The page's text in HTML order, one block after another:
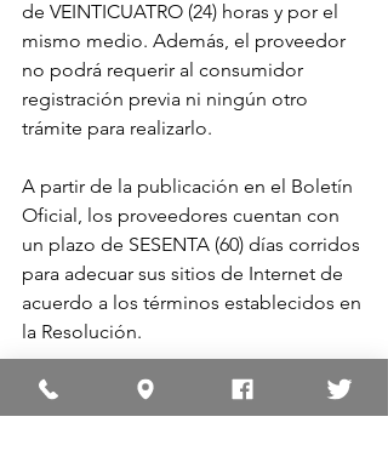
de VEINTICUATRO (24) horas y por el
mismo medio. Además, el proveedor
no podrá requerir al consumidor
registración previa ni ningún otro
trámite para realizarlo.
A partir de la publicación en el Boletín
Oficial, los proveedores cuentan con
un plazo de SESENTA (60) días corridos
para adecuar sus sitios de Internet de
acuerdo a los términos establecidos en
la Resolución.
Resolución 424/2020
https://www.boletinoficial.gob.ar/detall